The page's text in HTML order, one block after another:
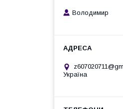
Володимир
Україна